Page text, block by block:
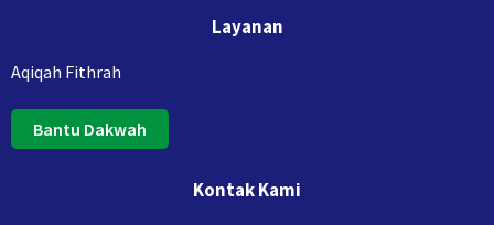
Layanan
Aqiqah Fithrah
Bantu Dakwah
Kontak Kami